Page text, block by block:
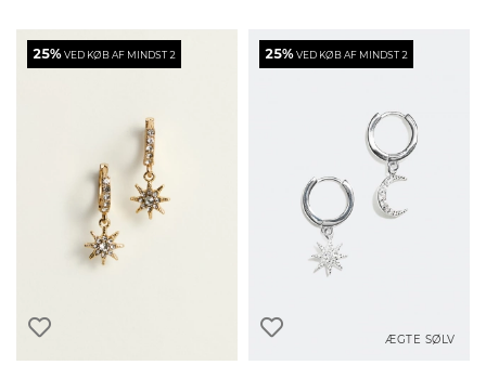
25%VED KØB AF MINDST 2 25%VED KØB AF MINDST 2
ÆGTE SØLV